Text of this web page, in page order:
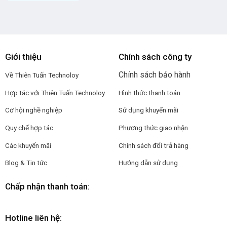
Giới thiệu
Về Thiên Tuấn Technoloy
Hợp tác với Thiên Tuấn Technoloy
Cơ hội nghề nghiệp
Quy chế hợp tác
Các khuyến mãi
Blog & Tin tức
Chính sách công ty
Chính sách bảo hành
Hình thức thanh toán
Sử dụng khuyến mãi
Phương thức giao nhận
Chính sách đổi trả hàng
Hướng dẫn sử dụng
Chấp nhận thanh toán:
Hotline liên hệ: